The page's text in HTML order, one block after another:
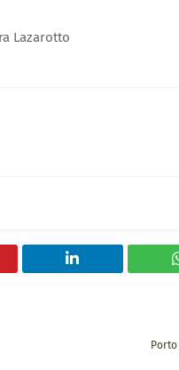
Lazarotto